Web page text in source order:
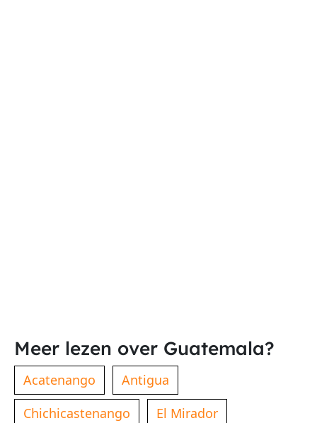
Meer lezen over Guatemala?
Acatenango
Antigua
Chichicastenango
El Mirador